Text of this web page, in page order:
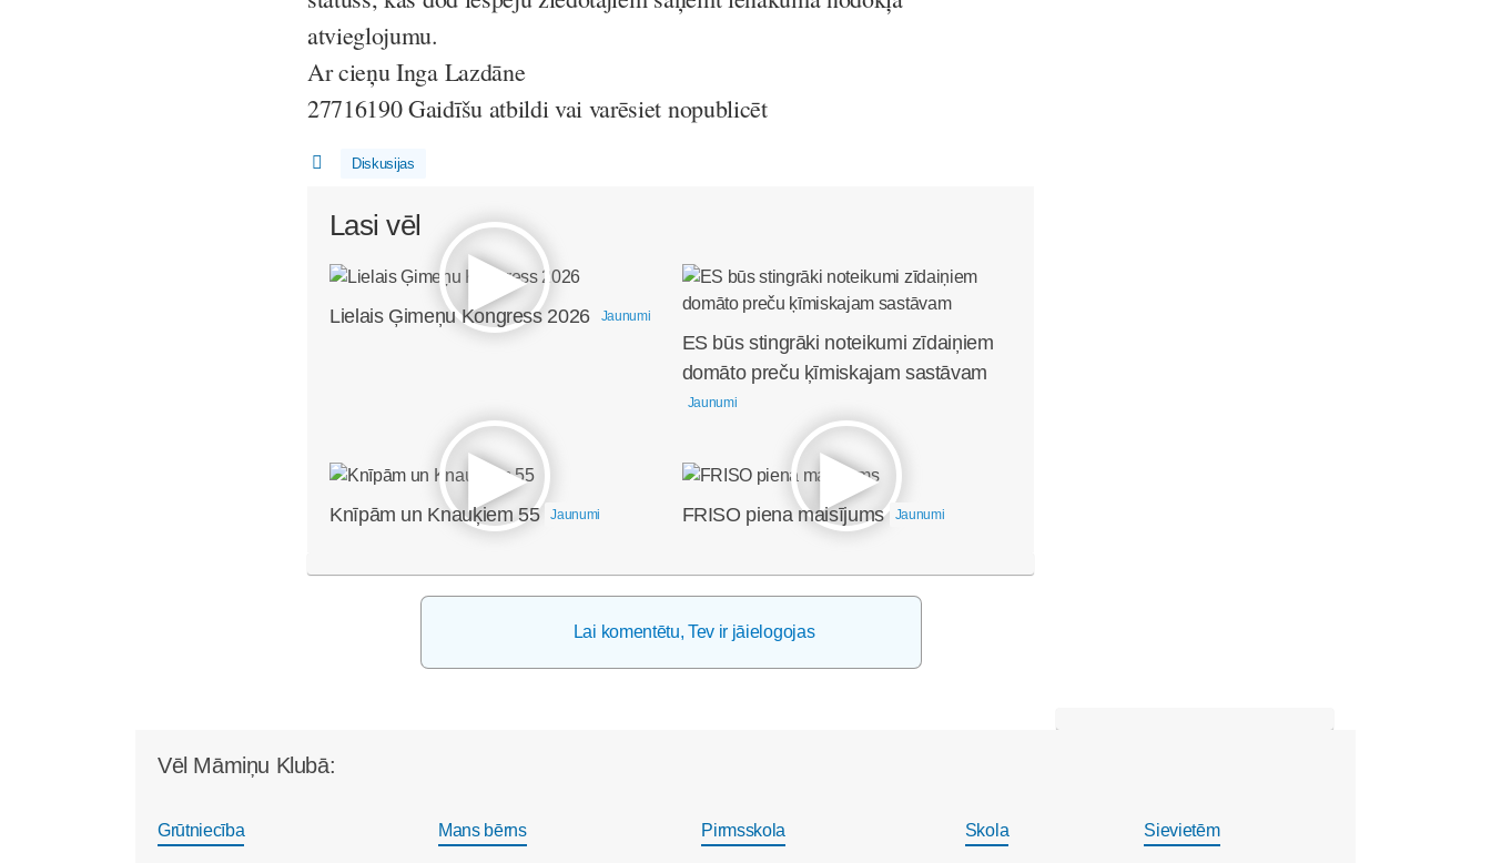
atvieglojumu.
Ar cieņu Inga Lazdāne
27716190 Gaidīšu atbildi vai varēsiet nopublicēt
Diskusijas
Lasi vēl
Lielais Ģimeņu Kongress 2026 Jaunumi
ES būs stingrāki noteikumi zīdaiņiem
domāto preču ķīmiskajam sastāvam
Jaunumi
Knīpām un Knauķiem 55 Jaunumi FRISO piena maisījums Jaunumi
Lai komentētu, Tev ir jāielogojas
Vēl Māmiņu Klubā:
Grūtniecība Mans bērns Pirmsskola Skola Sievietēm